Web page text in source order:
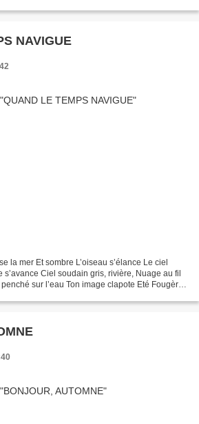
NAVIGUE
la mer Et sombre L’oiseau s’élance Le ciel
s’avance Ciel soudain gris, rivière, Nuage au fil
sur l’eau Ton image clapote Eté Fougères